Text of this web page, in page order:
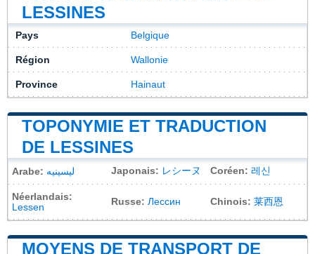
LESSINES
Pays Belgique
Région Wallonie
Province Hainaut
TOPONYMIE ET TRADUCTION
DE LESSINES
Arabe: ليسينيه Japonais: レシーヌ Coréen: 레신
Néerlandais:
Lessen
Russe: Лессин Chinois: 莱西恩
MOYENS DE TRANSPORT DE